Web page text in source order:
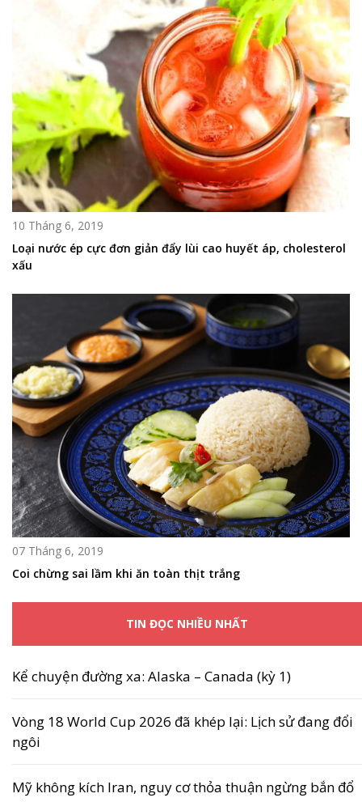
10 Tháng 6, 2019
Loại nước ép cực đơn giản đẩy lùi cao huyết áp, cholesterol
xấu
07 Tháng 6, 2019
Coi chừng sai lầm khi ăn toàn thịt trắng
TIN ĐỌC NHIỀU NHẤT
Kể chuyện đường xa: Alaska – Canada (kỳ 1)
Vòng 18 World Cup 2026 đã khép lại: Lịch sử đang đổi
ngôi
Mỹ không kích Iran, nguy cơ thỏa thuận ngừng bắn đổ